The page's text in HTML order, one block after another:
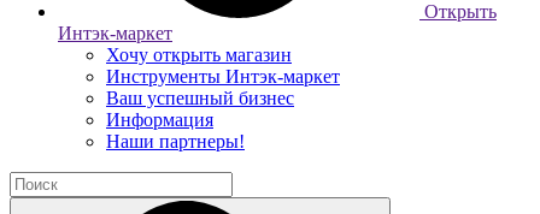
Открыть
Интэк-маркет
Хочу открыть магазин
Инструменты Интэк-маркет
Ваш успешный бизнес
Информация
Наши партнеры!